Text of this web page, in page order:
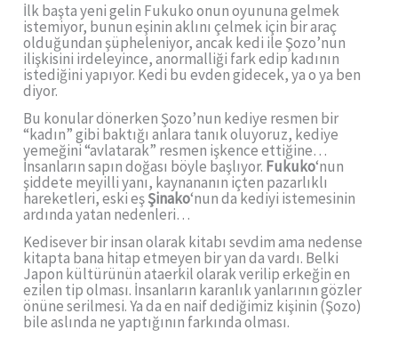
İlk başta yeni gelin Fukuko onun oyununa gelmek
istemiyor, bunun eşinin aklını çelmek için bir araç
olduğundan şüpheleniyor, ancak kedi ile Şozo’nun
ilişkisini irdeleyince, anormalliği fark edip kadının
istediğini yapıyor. Kedi bu evden gidecek, ya o ya ben
diyor.
Bu konular dönerken Şozo’nun kediye resmen bir
“kadın” gibi baktığı anlara tanık oluyoruz, kediye
yemeğini “avlatarak” resmen işkence ettiğine…
İnsanların sapın doğası böyle başlıyor. Fukuko‘nun
şiddete meyilli yanı, kaynananın içten pazarlıklı
hareketleri, eski eşŞinako‘nun da kediyi istemesinin
ardında yatan nedenleri…
Kedisever bir insan olarak kitabı sevdim ama nedense
kitapta bana hitap etmeyen bir yan da vardı. Belki
Japon kültürünün ataerkil olarak verilip erkeğin en
ezilen tip olması. İnsanların karanlık yanlarının gözler
önüne serilmesi. Ya da en naif dediğimiz kişinin (Şozo)
bile aslında ne yaptığının farkında olması.